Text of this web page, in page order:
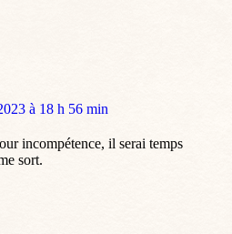
à 18 h 56 min
incompétence, il serai temps
sort.